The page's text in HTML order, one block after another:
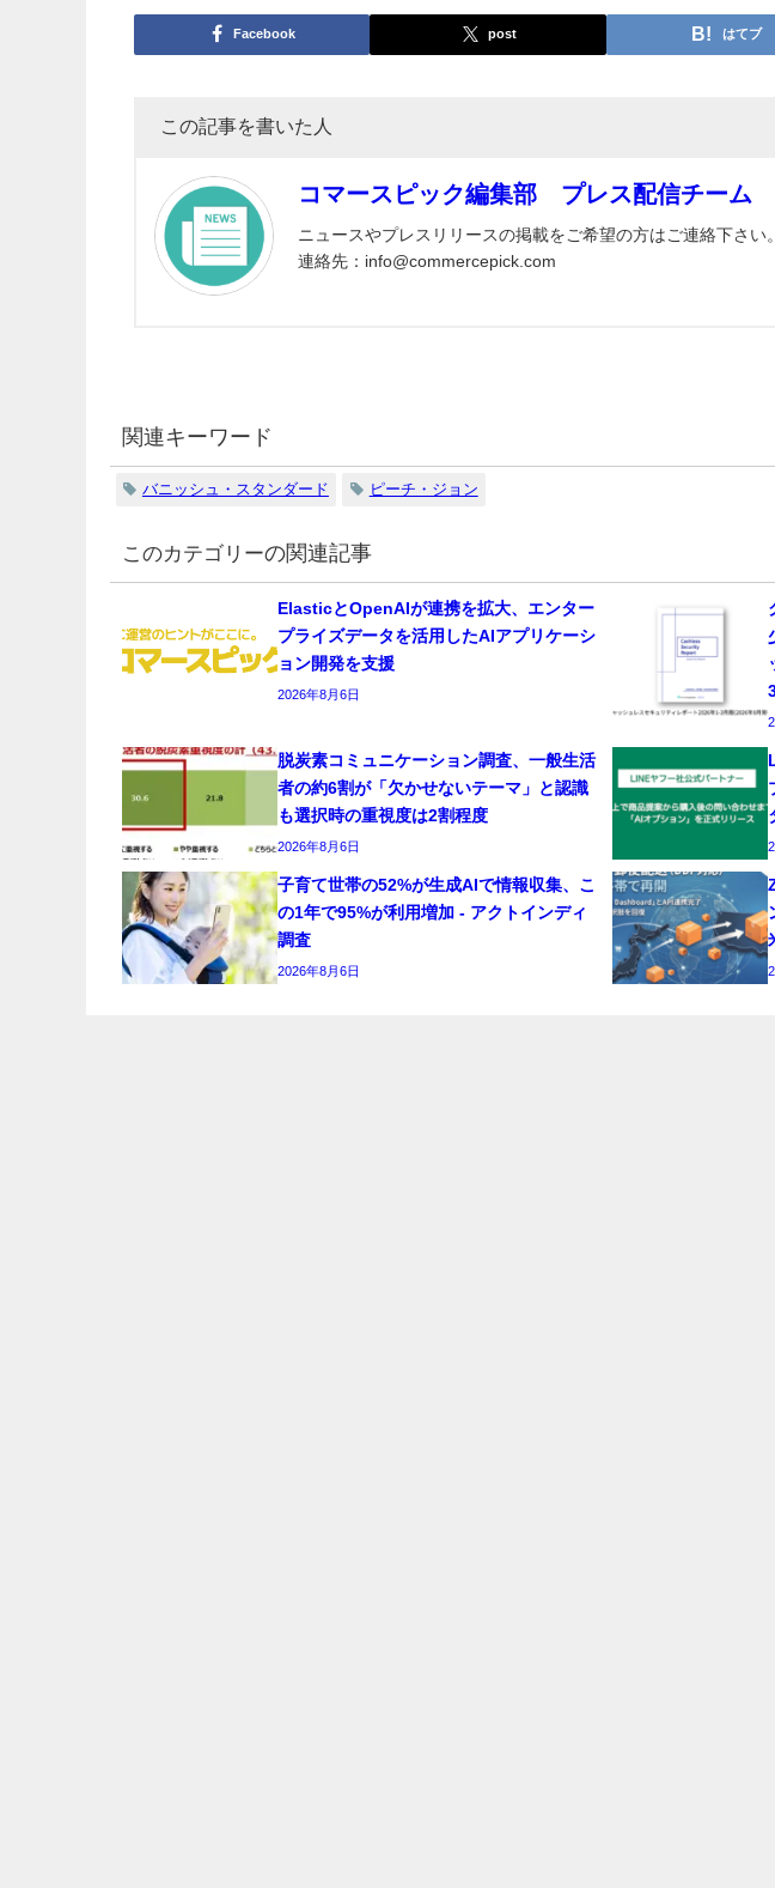
Facebook post はてブ
この記事を書いた人
コマースピック編集部 プレス配信チーム
ニュースやプレスリリースの掲載をご希望の方はご連絡下さい。
連絡先：info@commercepick.com
関連キーワード
バニッシュ・スタンダード ピーチ・ジョン
の関連記事
ElasticとOpenAIが連携を拡大、エンター
プライズデータを活用したAIアプリケーシ
ョン開発を支援
2026年8月6日
脱炭素コミュニケーション調査、一般生活
者の約6割が「欠かせないテーマ」と認識
も選択時の重視度は2割程度
2026年8月6日
子育て世帯の52%が生成AIで情報収集、こ
の1年で95%が利用増加 - アクトインディ
調査
2026年8月6日